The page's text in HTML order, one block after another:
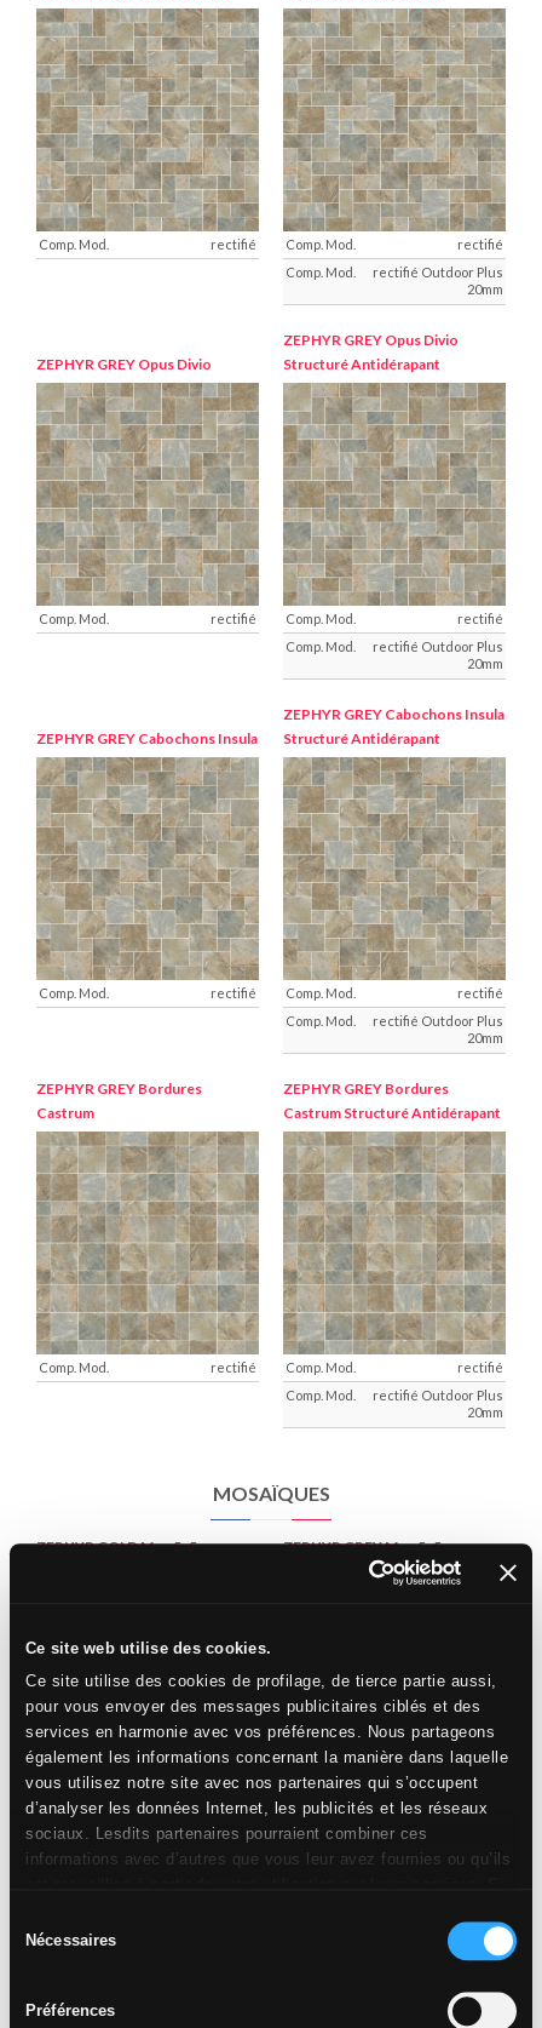
Ce site web utilise des cookies.
Ce site utilise des cookies de profilage, de tierce partie aussi,
pour vous envoyer des messages publicitaires ciblés et des
services en harmonie avec vos préférences. Nous partageons
également les informations concernant la manière dans laquelle
vous utilisez notre site avec nos partenaires qui s’occupent
d’analyser les données Internet, les publicités et les réseaux
sociaux. Lesdits partenaires pourraient combiner ces
informations avec d’autres que vous leur avez fournies ou qu’ils
à tous les cookies, ou à quelques-uns seulement,
cliquez ici
Le consentement peut être exprimé en cliquant sur la touche
profilage, vous pouvez refuser le consentement avec la touche
duNécessaires
Préférences
rectifié
rectifié
rectifié Outdoor Plus
20mm
ZEPHYR GREY Opus Divio
rectifié
ZEPHYR GREY Opus Divio
Structuré Antidérapant
rectifié
rectifié Outdoor Plus
20mm
ZEPHYR GREY Cabochons Insula
rectifié
ZEPHYR GREY Cabochons Insula
Structuré Antidérapant
rectifié
rectifié Outdoor Plus
20mm
ZEPHYR GREY Bordures
Castrum
rectifié
ZEPHYR GREY Bordures
Castrum Structuré Antidérapant
rectifié
rectifié Outdoor Plus
20mm
MOSAÏQUES
ZEPHYR GOLDMos 5x5
rectifié
ZEPHYR GREYMos 5x5
Structuré Antidérapant
H278et